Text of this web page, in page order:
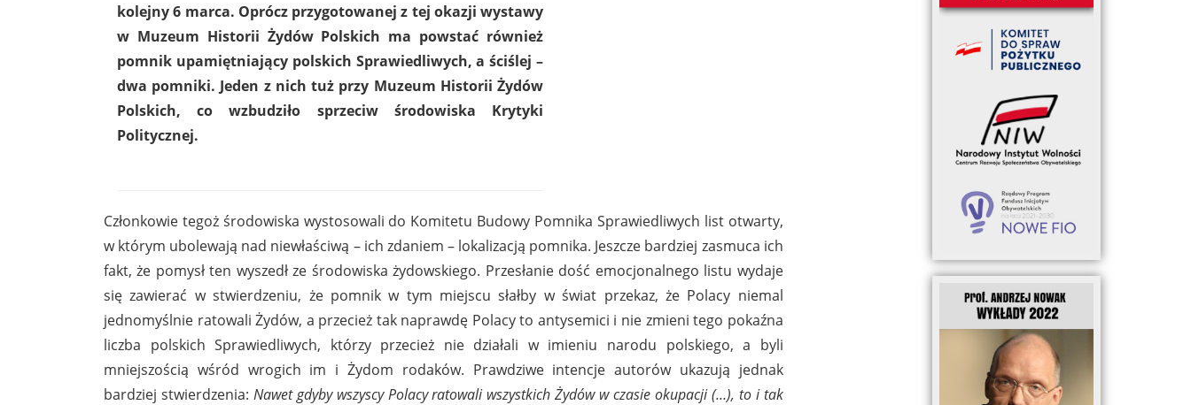
kolejny 6 marca. Oprócz przygotowanej z tej okazji wystawy
w Muzeum Historii Żydów Polskich ma powstać również
pomnik upamiętniający polskich Sprawiedliwych, a ściślej –
dwa pomniki. Jeden z nich tuż przy Muzeum Historii Żydów
Polskich, co wzbudziło sprzeciw środowiska Krytyki
Politycznej.
Członkowie tegoż środowiska wystosowali do Komitetu Budowy Pomnika Sprawiedliwych list otwarty,
w którym ubolewają nad niewłaściwą – ich zdaniem – lokalizacją pomnika. Jeszcze bardziej zasmuca ich
fakt, że pomysł ten wyszedł ze środowiska żydowskiego. Przesłanie dość emocjonalnego listu wydaje
się zawierać w stwierdzeniu, że pomnik w tym miejscu słałby w świat przekaz, że Polacy niemal
jednomyślnie ratowali Żydów, a przecież tak naprawdę Polacy to antysemici i nie zmieni tego pokaźna
liczba polskich Sprawiedliwych, którzy przecież nie działali w imieniu narodu polskiego, a byli
mniejszością wśród wrogich im i Żydom rodaków. Prawdziwe intencje autorów ukazują jednak
bardziej stwierdzenia: Nawet gdyby wszyscy Polacy ratowali wszystkich Żydów w czasie okupacji (…), to i tak